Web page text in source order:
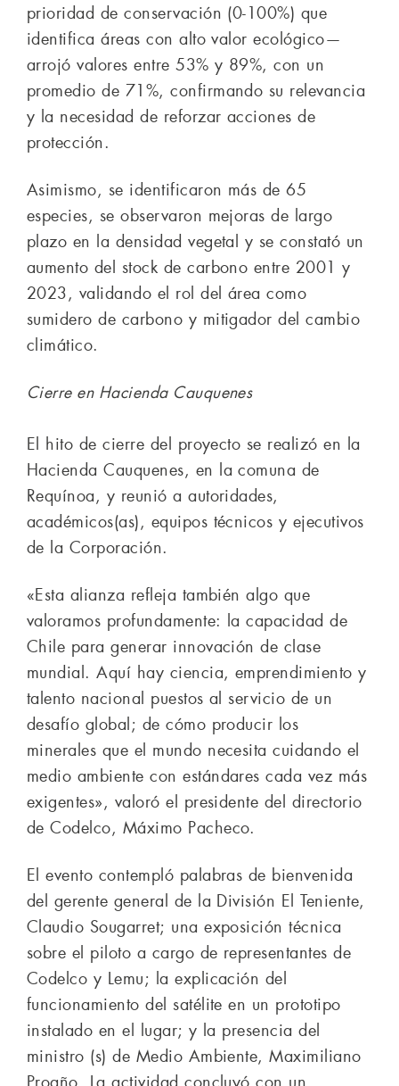
prioridad de conservación (0-100%) que
identifica áreas con alto valor ecológico—
arrojó valores entre 53% y 89%, con un
promedio de 71%, confirmando su relevancia
y la necesidad de reforzar acciones de
protección.
Asimismo, se identificaron más de 65
especies, se observaron mejoras de largo
plazo en la densidad vegetal y se constató un
aumento del stock de carbono entre 2001 y
2023, validando el rol del área como
sumidero de carbono y mitigador del cambio
climático.
Cierre en Hacienda Cauquenes
El hito de cierre del proyecto se realizó en la
Hacienda Cauquenes, en la comuna de
Requínoa, y reunió a autoridades,
académicos(as), equipos técnicos y ejecutivos
de la Corporación.
«Esta alianza refleja también algo que
valoramos profundamente: la capacidad de
Chile para generar innovación de clase
mundial. Aquí hay ciencia, emprendimiento y
talento nacional puestos al servicio de un
desafío global; de cómo producir los
minerales que el mundo necesita cuidando el
medio ambiente con estándares cada vez más
exigentes», valoró el presidente del directorio
de Codelco, Máximo Pacheco.
El evento contempló palabras de bienvenida
del gerente general de la División El Teniente,
Claudio Sougarret; una exposición técnica
sobre el piloto a cargo de representantes de
Codelco y Lemu; la explicación del
funcionamiento del satélite en un prototipo
instalado en el lugar; y la presencia del
ministro (s) de Medio Ambiente, Maximiliano